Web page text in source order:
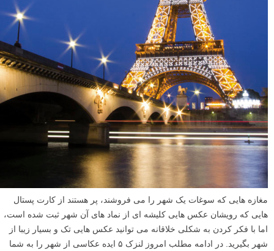
مغازه هایی که سوغات یک شهر را می فروشند، پر هستند از کارت پستال
هایی که رویشان عکس هایی کلیشه ای از نماد های آن شهر ثبت شده است،
اما با فکر کردن به شکلی خلاقانه می توانید عکس هایی تک و بسیار زیبا از
شهر بگیرید. در ادامه مطلب امروز لنزک ۵ ایده عکاسی از شهر را به شما